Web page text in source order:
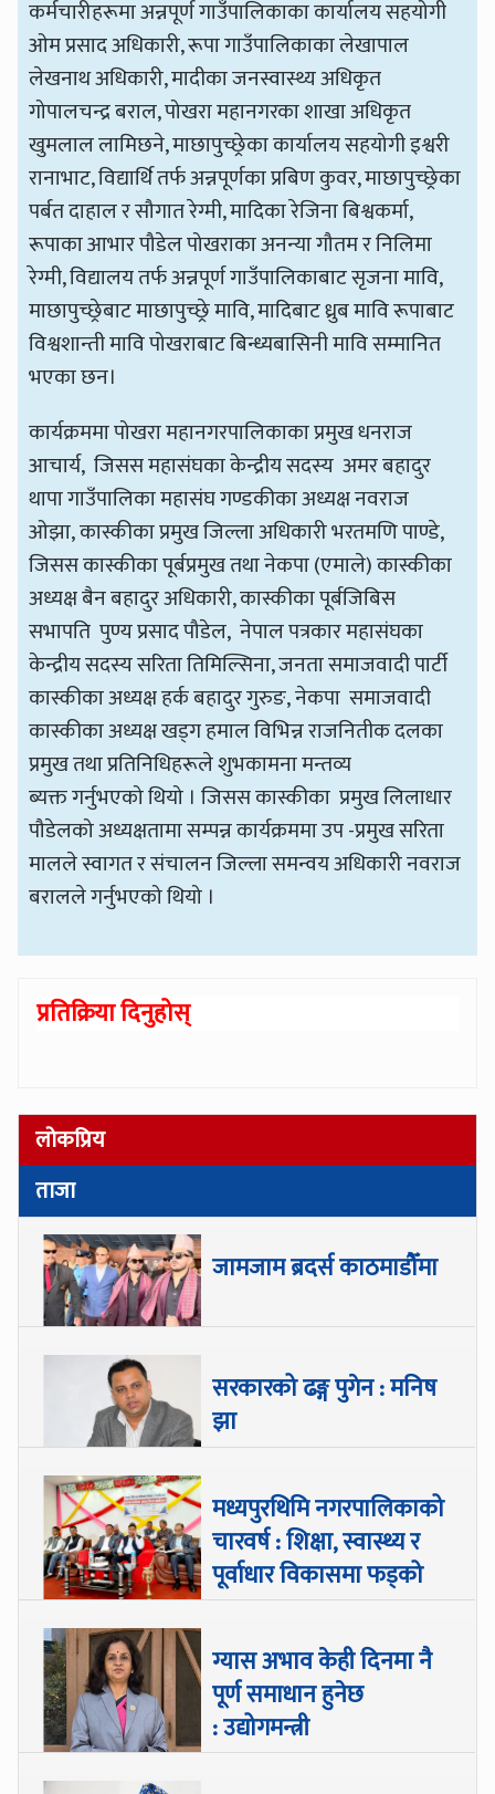
कर्मचारीहरूमा अन्नपूर्ण गाउँपालिकाका कार्यालय सहयोगी
ओम प्रसाद अधिकारी, रूपा गाउँपालिकाका लेखापाल
लेखनाथ अधिकारी, मादीका जनस्वास्थ्य अधिकृत
गोपालचन्द्र बराल, पोखरा महानगरका शाखा अधिकृत
खुमलाल लामिछने, माछापुच्छ्रेका कार्यालय सहयोगी इश्वरी
रानाभाट, विद्यार्थि तर्फ अन्नपूर्णका प्रबिण कुवर, माछापुच्छ्रेका
पर्बत दाहाल र सौगात रेग्मी, मादिका रेजिना बिश्वकर्मा,
रूपाका आभार पौडेल पोखराका अनन्या गौतम र निलिमा
रेग्मी, विद्यालय तर्फ अन्नपूर्ण गाउँपालिकाबाट सृजना मावि,
माछापुच्छ्रेबाट माछापुच्छ्रे मावि, मादिबाट ध्रुब मावि रूपाबाट
विश्वशान्ती मावि पोखराबाट बिन्ध्यबासिनी मावि सम्मानित
भएका छन।
कार्यक्रममा पोखरा महानगरपालिकाका प्रमुख धनराज
आचार्य, जिसस महासंघका केन्द्रीय सदस्य अमर बहादुर
थापा गाउँपालिका महासंघ गण्डकीका अध्यक्ष नवराज
ओझा, कास्कीका प्रमुख जिल्ला अधिकारी भरतमणि पाण्डे,
जिसस कास्कीका पूर्बप्रमुख तथा नेकपा (एमाले) कास्कीका
अध्यक्ष बैन बहादुर अधिकारी, कास्कीका पूर्बजिबिस
सभापति पुण्य प्रसाद पौडेल, नेपाल पत्रकार महासंघका
केन्द्रीय सदस्य सरिता तिमिल्सिना, जनता समाजवादी पार्टी
कास्कीका अध्यक्ष हर्क बहादुर गुरुङ, नेकपा समाजवादी
कास्कीका अध्यक्ष खड्ग हमाल विभिन्न राजनितीक दलका
प्रमुख तथा प्रतिनिधिहरूले शुभकामना मन्तव्य
ब्यक्त गर्नुभएको थियो । जिसस कास्कीका प्रमुख लिलाधार
पौडेलको अध्यक्षतामा सम्पन्न कार्यक्रममा उप -प्रमुख सरिता
मालले स्वागत र संचालन जिल्ला समन्वय अधिकारी नवराज
बरालले गर्नुभएको थियो ।
प्रतिक्रिया दिनुहोस्
लोकप्रिय
ताजा
जामजाम ब्रदर्स काठमाडौँमा
सरकारको ढङ्ग पुगेन : मनिष
झा
मध्यपुरथिमि नगरपालिकाको
चारवर्ष : शिक्षा, स्वास्थ्य र
पूर्वाधार विकासमा फड्को
ग्यास अभाव केही दिनमा नै
पूर्ण समाधान हुनेछ
: उद्योगमन्त्री